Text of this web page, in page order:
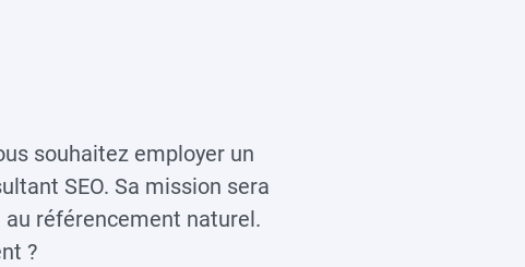
souhaitez employer un
SEO. Sa mission sera
référencement naturel.
?